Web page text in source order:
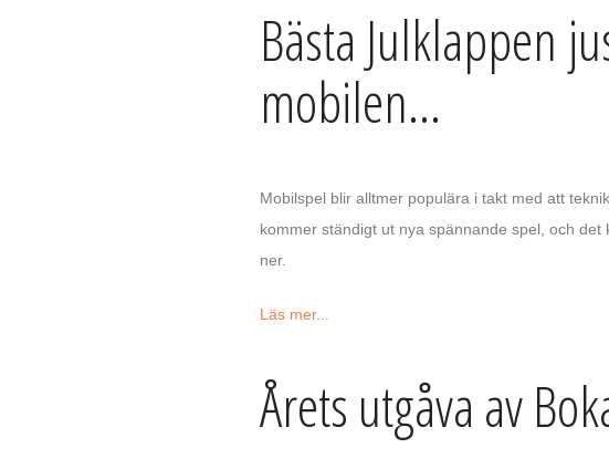
Bästa Julklappen
mobilen...
Mobilspel blir alltmer populära i takt med att
kommer ständigt ut nya spännande spel, och
ner.
Läs mer...
Årets utgåva av